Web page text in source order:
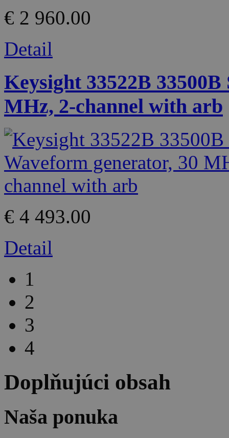
€ 2 960.00
Detail
Keysight 33522B
MHz, 2-channel with arb
€ 4 493.00
Detail
1
2
3
4
Doplňujúci obsah
Naša ponuka